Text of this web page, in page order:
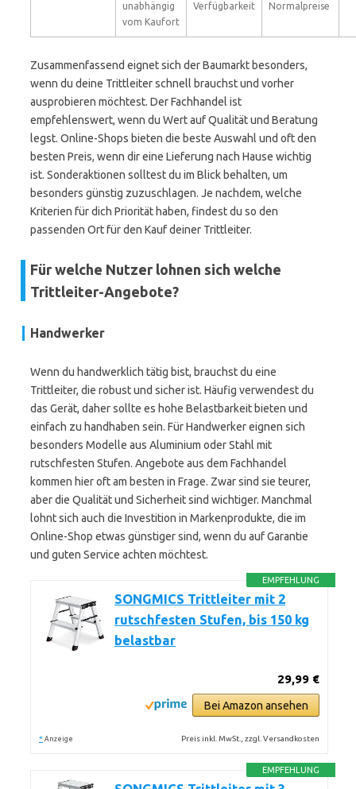
unabhängig
vom Kaufort
Verfügbarkeit
Normalpreise
Zusammenfassend eignet sich der Baumarkt besonders,
wenn du deine Trittleiter schnell brauchst und vorher
ausprobieren möchtest. Der Fachhandel ist
empfehlenswert, wenn du Wert auf Qualität und Beratung
legst. Online-Shops bieten die beste Auswahl und oft den
besten Preis, wenn dir eine Lieferung nach Hause wichtig
ist. Sonderaktionen solltest du im Blick behalten, um
besonders günstig zuzuschlagen. Je nachdem, welche
Kriterien für dich Priorität haben, findest du so den
passenden Ort für den Kauf deiner Trittleiter.
Für welche Nutzer lohnen sich welche
Trittleiter-Angebote?
Handwerker
Wenn du handwerklich tätig bist, brauchst du eine
Trittleiter, die robust und sicher ist. Häufig verwendest du
das Gerät, daher sollte es hohe Belastbarkeit bieten und
einfach zu handhaben sein. Für Handwerker eignen sich
besonders Modelle aus Aluminium oder Stahl mit
rutschfesten Stufen. Angebote aus dem Fachhandel
kommen hier oft am besten in Frage. Zwar sind sie teurer,
aber die Qualität und Sicherheit sind wichtiger. Manchmal
lohnt sich auch die Investition in Markenprodukte, die im
Online-Shop etwas günstiger sind, wenn du auf Garantie
und guten Service achten möchtest.
EMPFEHLUNG
SONGMICS Trittleiter mit 2
rutschfesten Stufen, bis 150 kg
belastbar
29,99 €
Bei Amazon ansehen
* Anzeige Preis inkl. MwSt., zzgl. Versandkosten
EMPFEHLUNG